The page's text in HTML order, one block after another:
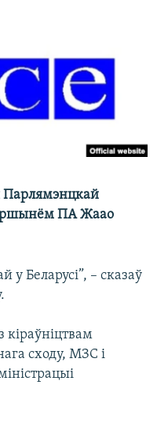
ПА Жаао
у Беларусі”, – сказаў
кіраўніцтвам
сходу, МЗС і